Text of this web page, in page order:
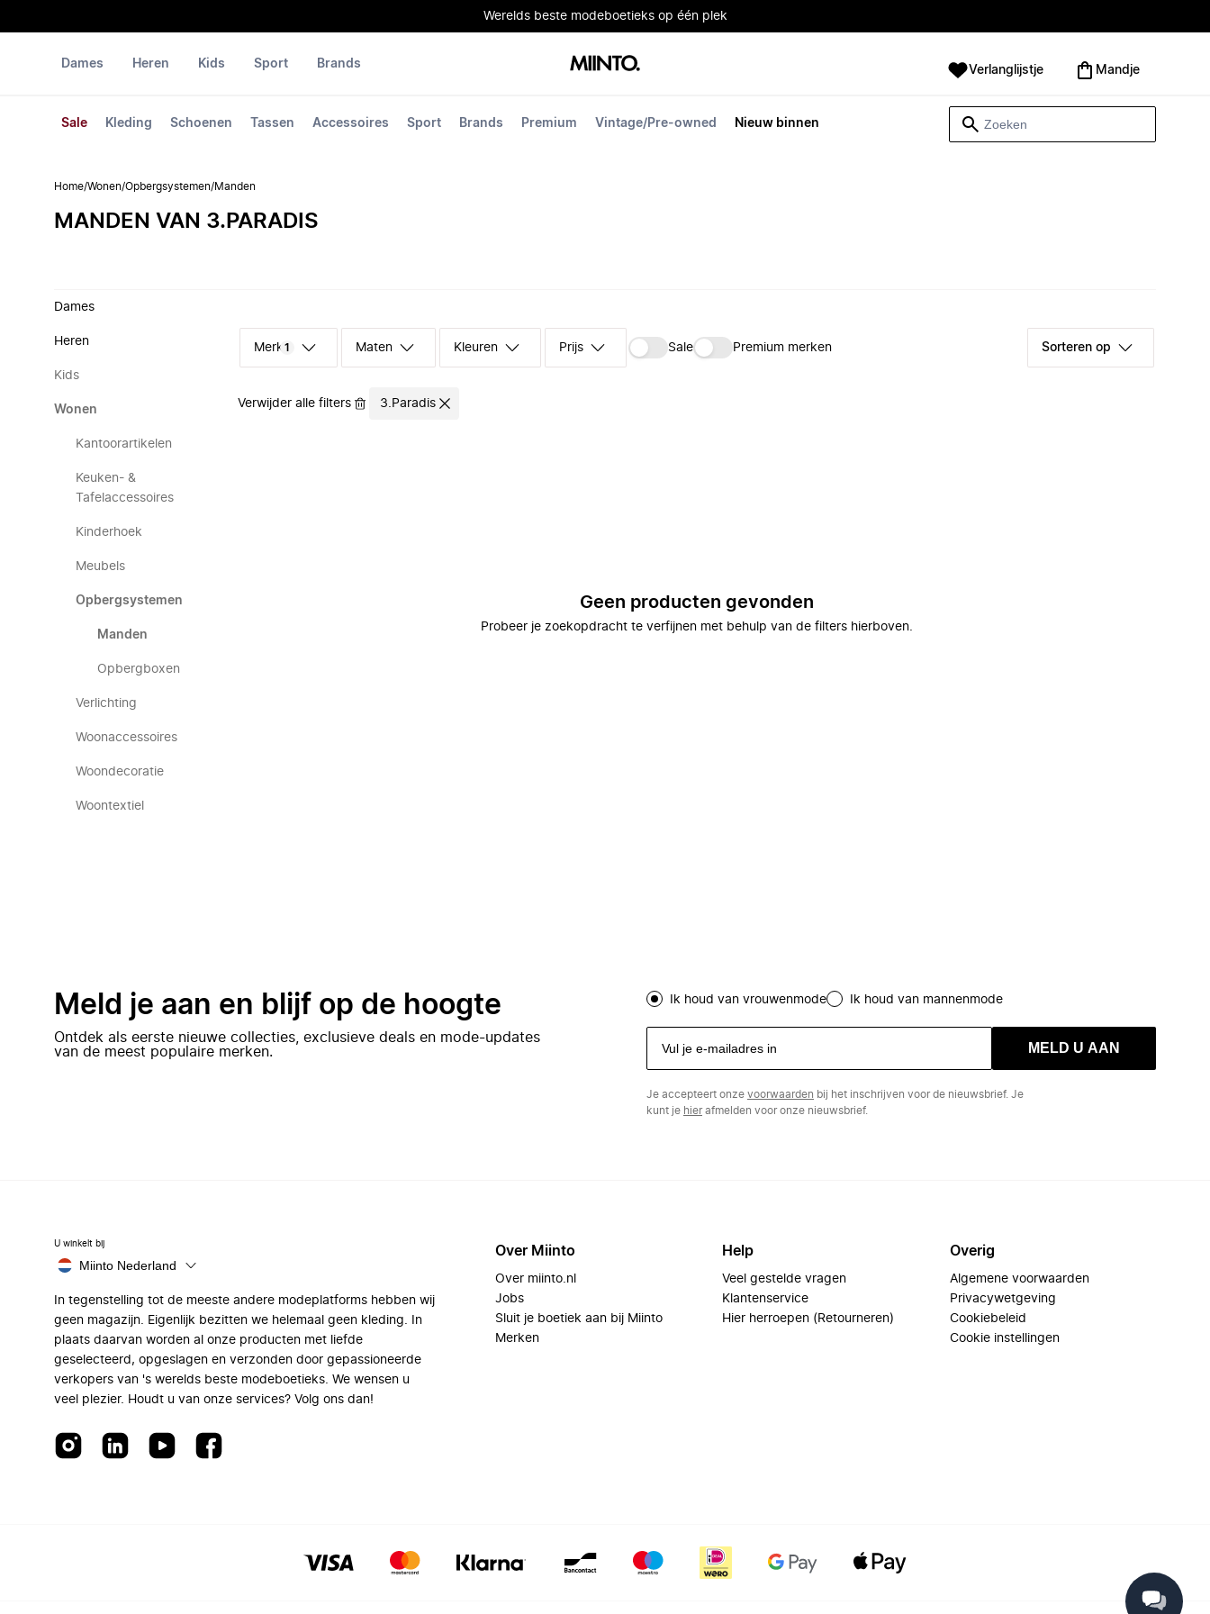
Werelds beste modeboetieks op één plek
Dames
Sale Kleding Schoenen Tassen Accessoires Sport Brands Premium Vintage/Pre-owned Nieuw binnen
Heren Kids Sport Brands Verlanglijstje Mandje
Home/Wonen/Opbergsystemen/Manden
MANDEN VAN 3.PARADIS
Dames
Heren
Kids
Wonen
Kantoorartikelen
Keuken- &
Tafelaccessoires
Kinderhoek
Meubels
Opbergsystemen
Manden
Opbergboxen
Verlichting
Woonaccessoires
Woondecoratie
Woontextiel
Merk 1 Maten Kleuren Prijs Sale Premium merken Sorteren op
Verwijder alle filters 3.Paradis
Geen producten gevonden
Probeer je zoekopdracht te verfijnen met behulp van de filters hierboven.
Meld je aan en blijf op de hoogte
Ontdek als eerste nieuwe collecties, exclusieve deals en mode-updates
van de meest populaire merken.
Ik houd van vrouwenmode Ik houd van mannenmode
MELD U AAN
Je accepteert onze voorwaarden bij het inschrijven voor de nieuwsbrief. Je
kunt je hierafmelden voor onze nieuwsbrief.
U winkelt bij
Miinto Nederland
In tegenstelling tot de meeste andere modeplatforms hebben wij
geen magazijn. Eigenlijk bezitten we helemaal geen kleding. In
plaats daarvan worden al onze producten met liefde
geselecteerd, opgeslagen en verzonden door gepassioneerde
verkopers van 's werelds beste modeboetieks. We wensen u
veel plezier. Houdt u van onze services? Volg ons dan!
Over Miinto
Over miinto.nl
Jobs
Sluit je boetiek aan bij Miinto
Merken
Help
Veel gestelde vragen
Klantenservice
Hier herroepen (Retourneren)
Overig
Algemene voorwaarden
Privacywetgeving
Cookiebeleid
Cookie instellingen